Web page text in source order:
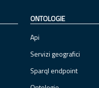
ONTOLOGIE
Api
Servizi geografici
Sparql endpoint